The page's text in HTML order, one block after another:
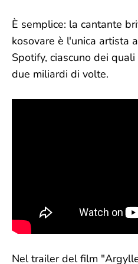
È semplice: la cantante
kosovare è l'unica artista
Spotify, ciascuno dei
due miliardi di volte.
Nel trailer del film